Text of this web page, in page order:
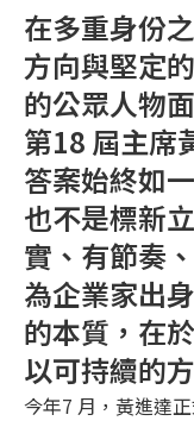
在多重身份
方向與堅定
的公眾人物
第18 屆主席
答案始終如
也不是標新
實、有節奏
為企業家出
的本質，在
以可持續的
今年7 月，黃進達